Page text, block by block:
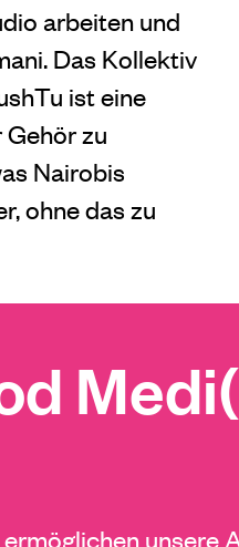
arbeiten und
Das Kollektiv
ist eine
zu
Nairobis
ohne das zu
unsere